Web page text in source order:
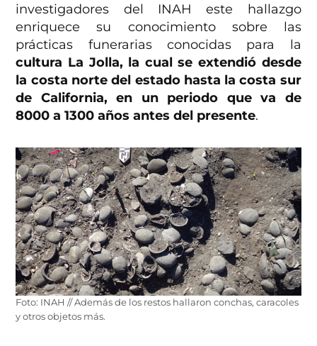
investigadores del INAH este hallazgo
enriquece su conocimiento sobre las
prácticas funerarias conocidas para la
cultura La Jolla, la cual se extendió desde
la costa norte del estado hasta la costa sur
de California, en un periodo que va de
8000 a 1300 años antes del presente.
Foto: INAH // Además de los restos hallaron conchas, caracoles
y otros objetos más.